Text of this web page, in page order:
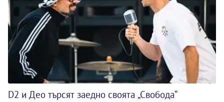
D2 и Део търсят заедно своята „Свобода“